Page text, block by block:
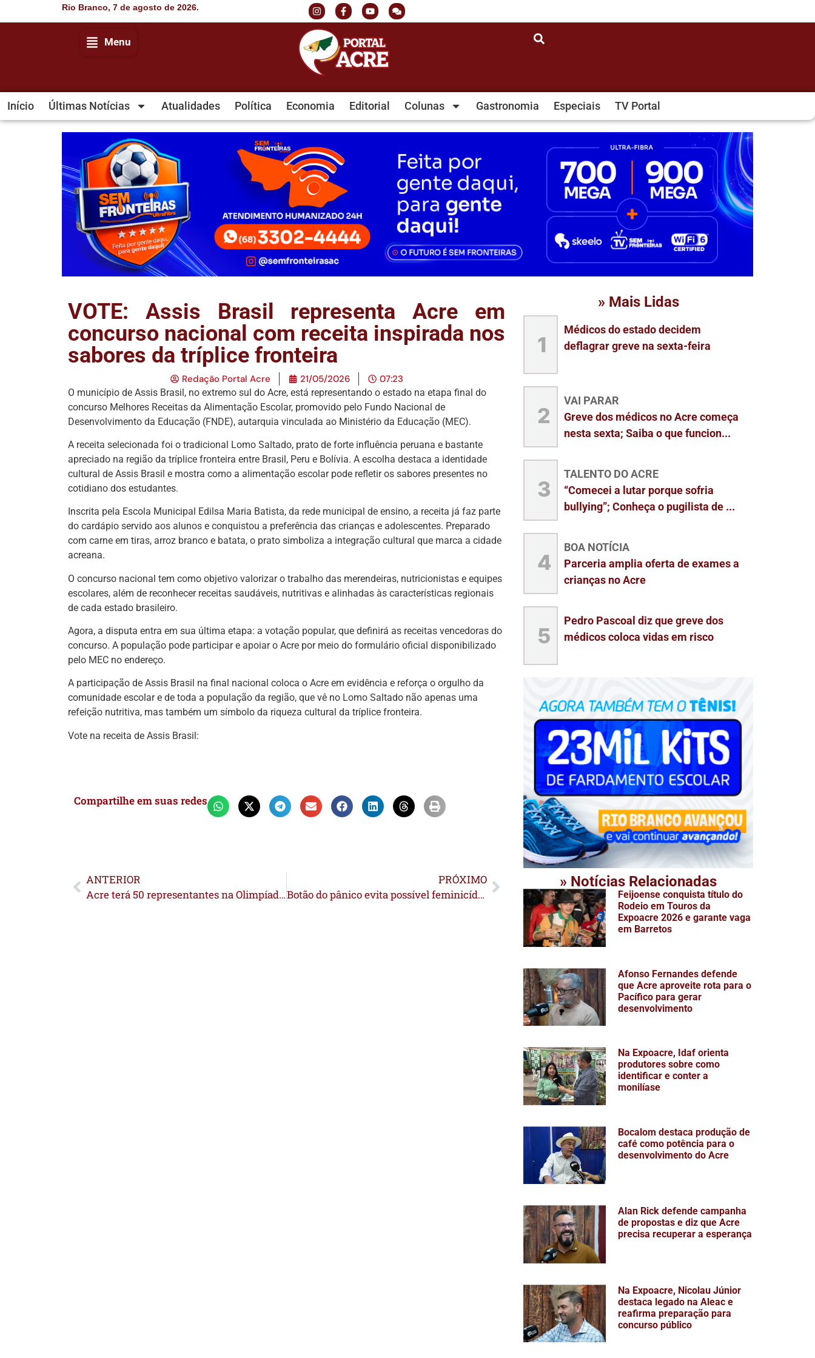
Rio Branco, 7 de agosto de 2026.
Menu
Início Últimas Notícias Atualidades Política Economia Editorial Colunas Gastronomia Especiais TV Portal
VOTE: Assis Brasil representa Acre em
concurso nacional com receita inspirada nos
sabores da tríplice fronteira
Redação Portal Acre 21/05/2026 07:23
O município de Assis Brasil, no extremo sul do Acre, está representando o estado na etapa final do
concurso Melhores Receitas da Alimentação Escolar, promovido pelo Fundo Nacional de
Desenvolvimento da Educação (FNDE), autarquia vinculada ao Ministério da Educação (MEC).
A receita selecionada foi o tradicional Lomo Saltado, prato de forte influência peruana e bastante
apreciado na região da tríplice fronteira entre Brasil, Peru e Bolívia. A escolha destaca a identidade
cultural de Assis Brasil e mostra como a alimentação escolar pode refletir os sabores presentes no
cotidiano dos estudantes.
Inscrita pela Escola Municipal Edilsa Maria Batista, da rede municipal de ensino, a receita já faz parte
do cardápio servido aos alunos e conquistou a preferência das crianças e adolescentes. Preparado
com carne em tiras, arroz branco e batata, o prato simboliza a integração cultural que marca a cidade
acreana.
O concurso nacional tem como objetivo valorizar o trabalho das merendeiras, nutricionistas e equipes
escolares, além de reconhecer receitas saudáveis, nutritivas e alinhadas às características regionais
de cada estado brasileiro.
Agora, a disputa entra em sua última etapa: a votação popular, que definirá as receitas vencedoras do
concurso. A população pode participar e apoiar o Acre por meio do formulário oficial disponibilizado
pelo MEC no endereço.
A participação de Assis Brasil na final nacional coloca o Acre em evidência e reforça o orgulho da
comunidade escolar e de toda a população da região, que vê no Lomo Saltado não apenas uma
refeição nutritiva, mas também um símbolo da riqueza cultural da tríplice fronteira.
Vote na receita de Assis Brasil:
Compartilhe em suas redes
ANTERIOR
Acre terá 50 representantes na Olimpíada Norte/Nordeste de Química 2026
PRÓXIMO
Botão do pânico evita possível feminicídio e homem é preso após ameaçar ex-companheira em Sena Madureira
» Mais Lidas
1
Médicos do estado decidem
deflagrar greve na sexta-feira
2
VAI PARAR
Greve dos médicos no Acre começa
nesta sexta; Saiba o que funcion...
3
TALENTO DO ACRE
“Comecei a lutar porque sofria
bullying”; Conheça o pugilista de ...
4
BOA NOTÍCIA
Parceria amplia oferta de exames a
crianças no Acre
5
Pedro Pascoal diz que greve dos
médicos coloca vidas em risco
» Notícias Relacionadas
Feijoense conquista título do
Rodeio em Touros da
Expoacre 2026 e garante vaga
em Barretos
Afonso Fernandes defende
que Acre aproveite rota para o
Pacífico para gerar
desenvolvimento
Na Expoacre, Idaf orienta
produtores sobre como
identificar e conter a
monilíase
Bocalom destaca produção de
café como potência para o
desenvolvimento do Acre
Alan Rick defende campanha
de propostas e diz que Acre
precisa recuperar a esperança
Na Expoacre, Nicolau Júnior
destaca legado na Aleac e
reafirma preparação para
concurso público